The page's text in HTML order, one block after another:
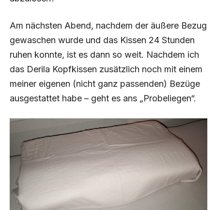
Am nächsten Abend, nachdem der äußere Bezug
gewaschen wurde und das Kissen 24 Stunden
ruhen konnte, ist es dann so weit. Nachdem ich
das Derila Kopfkissen zusätzlich noch mit einem
meiner eigenen (nicht ganz passenden) Bezüge
ausgestattet habe – geht es ans „Probeliegen“.